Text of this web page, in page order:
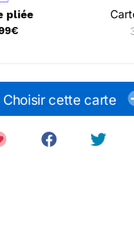
pliée
Choisir cette carte